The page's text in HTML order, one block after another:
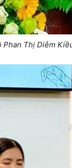
Thị Diễm